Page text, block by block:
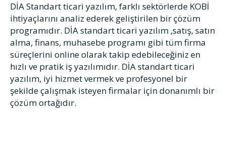
DİA Standart ticari yazılım, farklı sektörlerde KOBİ
ihtiyaçlarını analiz ederek geliştirilen bir çözüm
programıdır. DİA standart ticari yazılım ,satış, satın
alma, finans, muhasebe programı gibi tüm firma
süreçlerini online olarak takip edebileceğiniz en
hızlı ve pratik iş yazılımıdır. DİA standart ticari
yazılım, iyi hizmet vermek ve profesyonel bir
şekilde çalışmak isteyen firmalar için donanımlı bir
çözüm ortağıdır.